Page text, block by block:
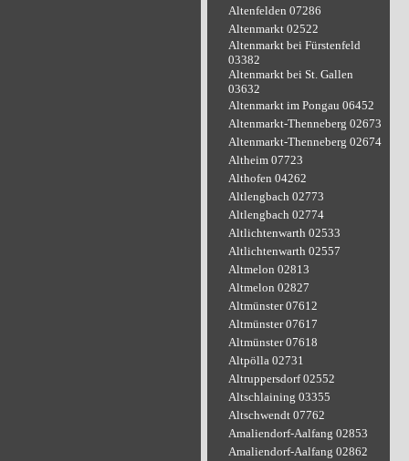
Altenfelden 07286
Altenmarkt 02522
Altenmarkt bei Fürstenfeld
03382
Altenmarkt bei St. Gallen
03632
Altenmarkt im Pongau 06452
Altenmarkt-Thenneberg 02673
Altenmarkt-Thenneberg 02674
Altheim 07723
Althofen 04262
Altlengbach 02773
Altlengbach 02774
Altlichtenwarth 02533
Altlichtenwarth 02557
Altmelon 02813
Altmelon 02827
Altmünster 07612
Altmünster 07617
Altmünster 07618
Altpölla 02731
Altruppersdorf 02552
Altschlaining 03355
Altschwendt 07762
Amaliendorf-Aalfang 02853
Amaliendorf-Aalfang 02862